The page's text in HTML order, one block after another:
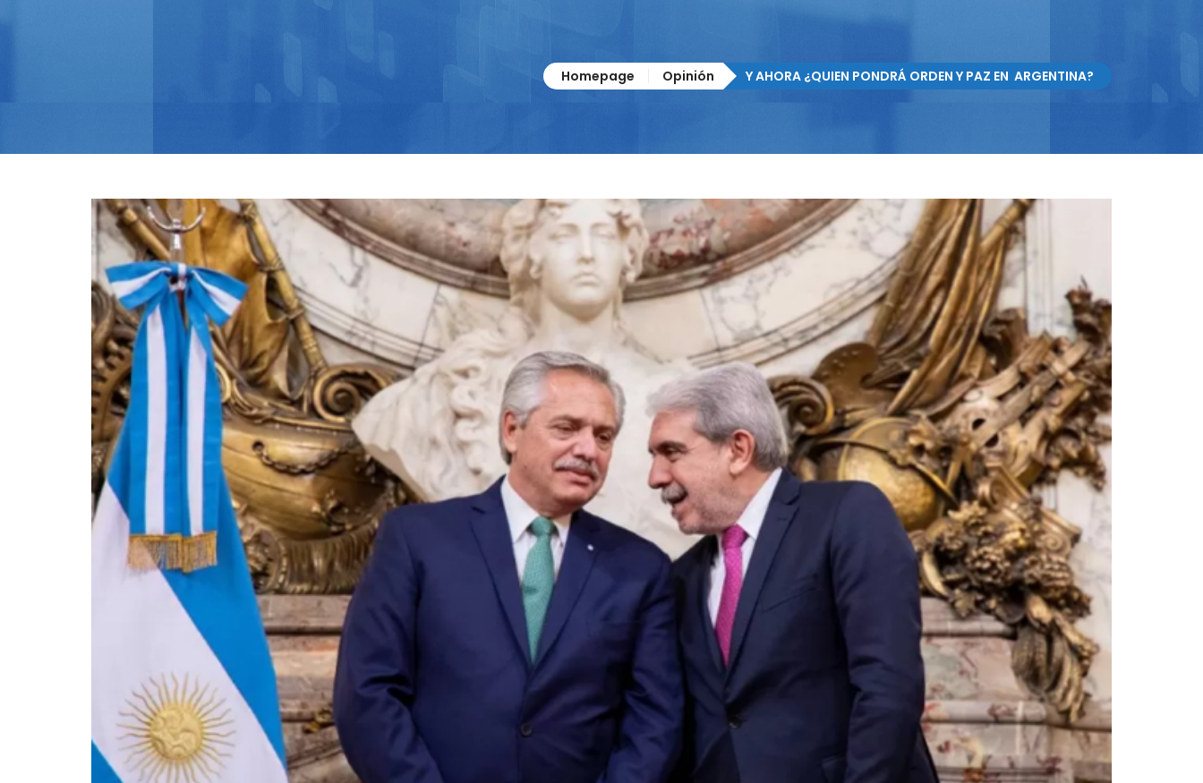
Homepage Opinión Y AHORA ¿QUIEN PONDRÁ ORDEN Y PAZ EN ARGENTINA?